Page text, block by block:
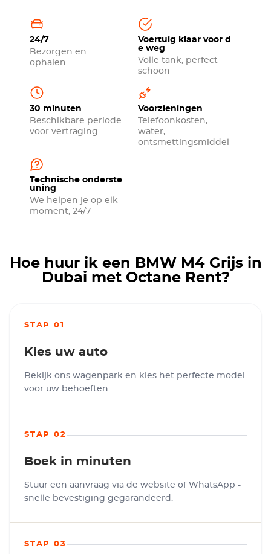
24/7
Bezorgen en
ophalen
Voertuig klaar voor d
e weg
Volle tank, perfect
schoon
30 minuten
Beschikbare periode
voor vertraging
Voorzieningen
Telefoonkosten,
water,
ontsmettingsmiddel
Technische onderste
uning
We helpen je op elk
moment, 24/7
Hoe huur ik een BMW M4 Grijs in
Dubai met Octane Rent?
STAP 01
Kies uw auto
Bekijk ons wagenpark en kies het perfecte model
voor uw behoeften.
STAP 02
Boek in minuten
Stuur een aanvraag via de website of WhatsApp -
snelle bevestiging gegarandeerd.
STAP 03